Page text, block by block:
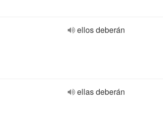
ellos deberán
ellas deberán